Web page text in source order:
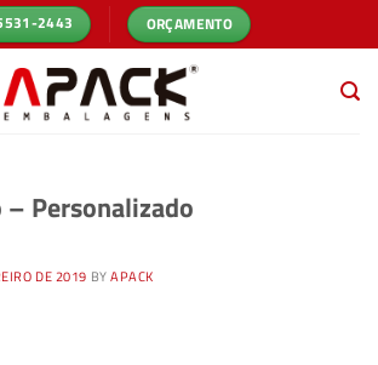
2443 ORÇAMENTO
– Personalizado
DE 2019 BYAPACK